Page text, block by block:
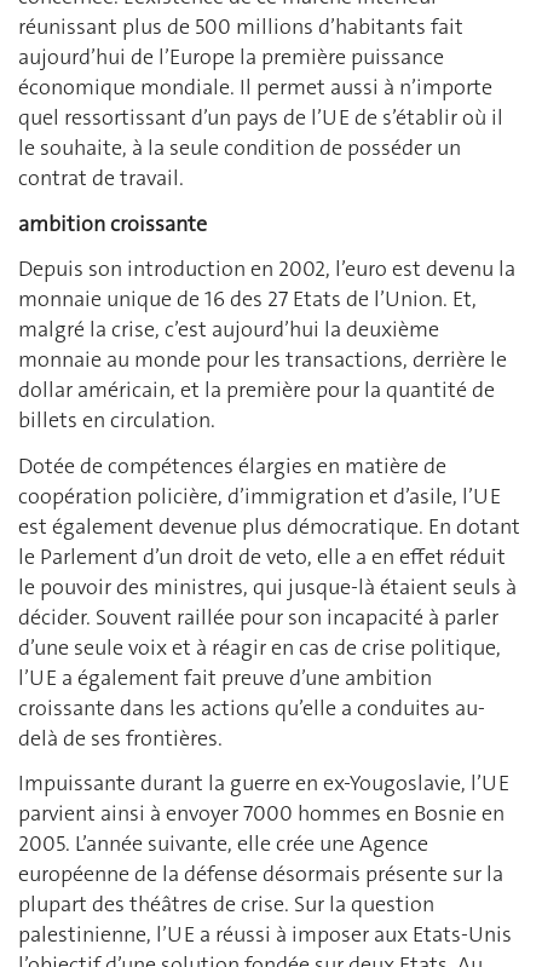
réunissant plus de 500 millions d’habitants fait
aujourd’hui de l’Europe la première puissance
économique mondiale. Il permet aussi à n’importe
quel ressortissant d’un pays de l’UE de s’établir où il
le souhaite, à la seule condition de posséder un
contrat de travail.
ambition croissante
Depuis son introduction en 2002, l’euro est devenu la
monnaie unique de 16 des 27 Etats de l’Union. Et,
malgré la crise, c’est aujourd’hui la deuxième
monnaie au monde pour les transactions, derrière le
dollar américain, et la première pour la quantité de
billets en circulation.
Dotée de compétences élargies en matière de
coopération policière, d’immigration et d’asile, l’UE
est également devenue plus démocratique. En dotant
le Parlement d’un droit de veto, elle a en effet réduit
le pouvoir des ministres, qui jusque-là étaient seuls à
décider. Souvent raillée pour son incapacité à parler
d’une seule voix et à réagir en cas de crise politique,
l’UE a également fait preuve d’une ambition
croissante dans les actions qu’elle a conduites au-
delà de ses frontières.
Impuissante durant la guerre en ex-Yougoslavie, l’UE
parvient ainsi à envoyer 7000 hommes en Bosnie en
2005. L’année suivante, elle crée une Agence
européenne de la défense désormais présente sur la
plupart des théâtres de crise. Sur la question
palestinienne, l’UE a réussi à imposer aux Etats-Unis